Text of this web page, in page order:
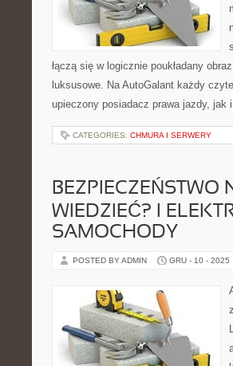
łączą się w logicznie poukładany
luksusowe. Na AutoGalant każdy
upieczony posiadacz prawa jazdy,
CATEGORIES: CHMURA I SERWERY
BEZPIECZEŃSTWO
WIEDZIEĆ? I
SAMOCHODY
POSTED BY ADMIN GRU - 10 - 2025